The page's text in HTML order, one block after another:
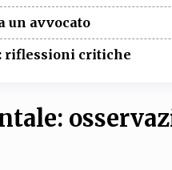
un avvocato
riflessioni critiche